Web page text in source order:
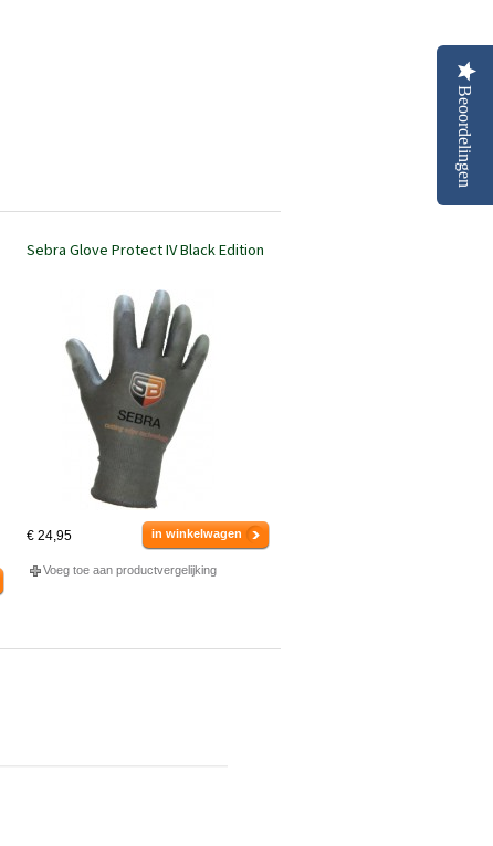
Sebra Glove Protect IV Black Edition
€ 24,95 in winkelwagen
Voeg toe aan productvergelijking
Beoordelingen